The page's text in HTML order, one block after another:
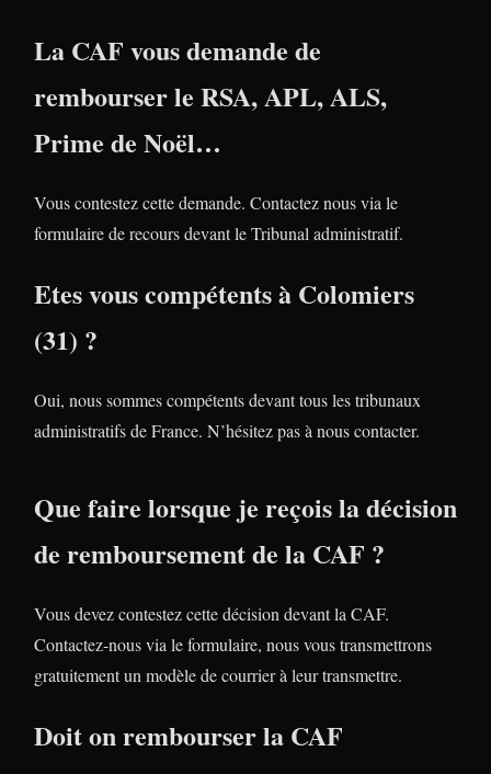
La CAF vous demande de
rembourser le RSA, APL, ALS,
Prime de Noël…
Vous contestez cette demande. Contactez nous via le
formulaire de recours devant le Tribunal administratif.
Etes vous compétents à Colomiers
(31) ?
Oui, nous sommes compétents devant tous les tribunaux
administratifs de France. N’hésitez pas à nous contacter.
Que faire lorsque je reçois la décision
de remboursement de la CAF ?
Vous devez contestez cette décision devant la CAF.
Contactez-nous via le formulaire, nous vous transmettrons
gratuitement un modèle de courrier à leur transmettre.
Doit on rembourser la CAF